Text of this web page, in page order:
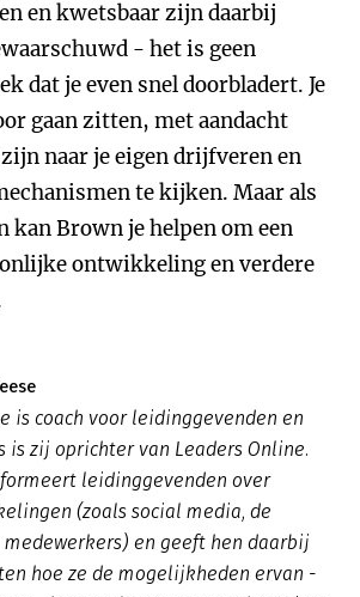
en kwetsbaar zijn daarbij
- het is geen
dat je even snel doorbladert. Je
gaan zitten, met aandacht
naar je eigen drijfveren en
te kijken. Maar als
kan Brown je helpen om een
ontwikkeling en verdere
is coach voor leidinggevenden en
is zij oprichter van Leaders Online.
leidinggevenden over
(zoals social media, de
en geeft hen daarbij
hoe ze de mogelijkheden ervan -